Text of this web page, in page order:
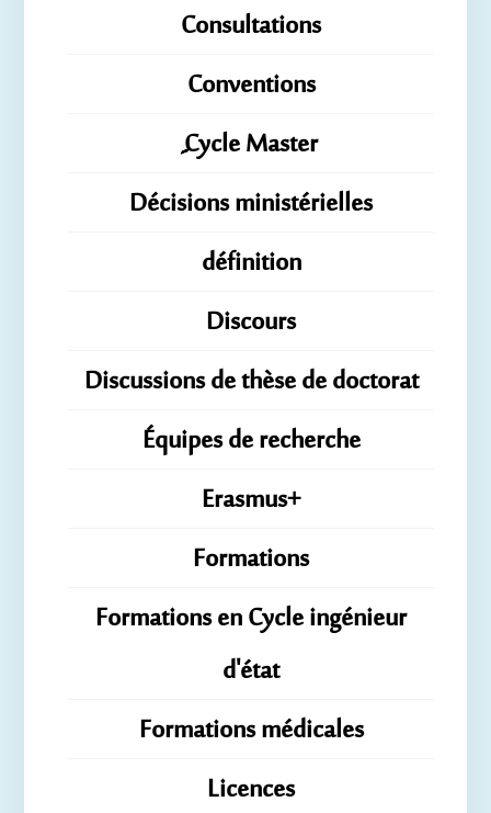
Consultations
Conventions
ِِِCycle Master
Décisions ministérielles
définition
Discours
Discussions de thèse de doctorat
Équipes de recherche
Erasmus+
Formations
Formations en Cycle ingénieur
d'état
Formations médicales
Licences